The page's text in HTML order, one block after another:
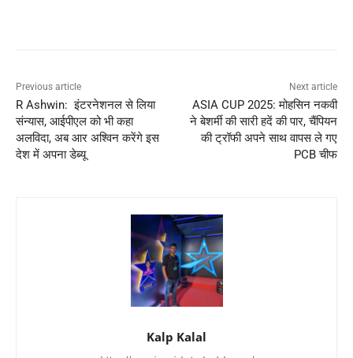
Previous article
R Ashwin: इंटरनेशनल से लिया
संन्यास, आईपीएल को भी कहा
अलविदा, अब आर अश्विन करेंगे इस
देश में अपना डेब्यू
Next article
ASIA CUP 2025: मोहसिन नकवी
ने बेशर्मी की सारी हदें की पार, चैंपियन
की ट्रॉफी अपने साथ वापस ले गए
PCB चीफ
Kalp Kalal